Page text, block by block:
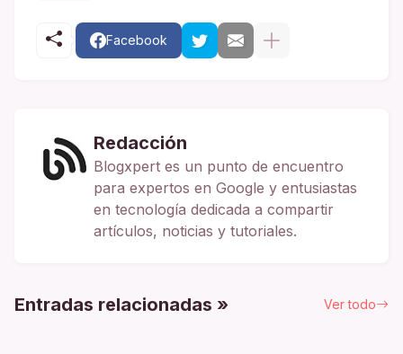
Facebook
Redacción
Blogxpert es un punto de encuentro
para expertos en Google y entusiastas
en tecnología dedicada a compartir
artículos, noticias y tutoriales.
Entradas relacionadas » Ver todo